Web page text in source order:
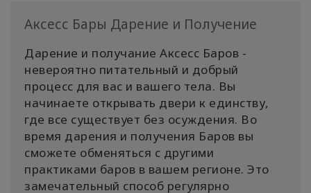
Аксесс Бары Дарение и Получение
Дарение и получание Аксесс Баров -
невероятно питательный и добрый
процесс для вас и вашего тела. Вы
начинаете открывать двери к единству,
где все существует без осуждения. Во
время дарения и получения Баров вы
сможете обменяться с другими
практиками баров в вашем регионе. Это
замечательный способ регулярно